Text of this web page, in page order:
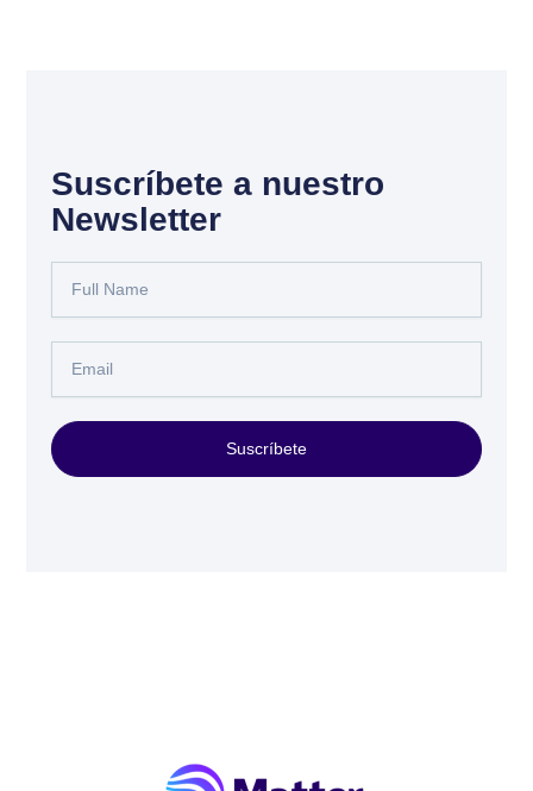
Suscríbete a nuestro
Newsletter
Name
Suscríbete